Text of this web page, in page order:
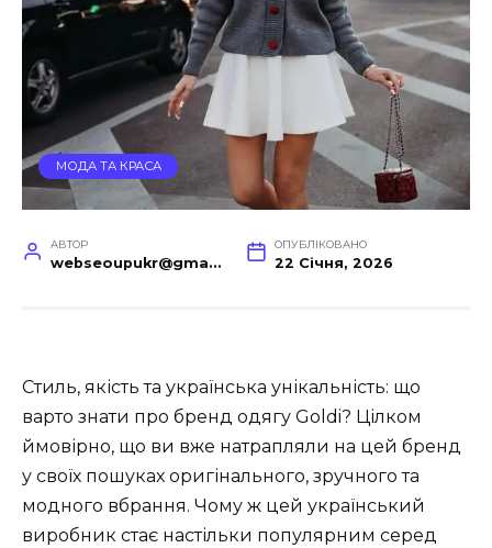
МОДА ТА КРАСА
АВТОР
webseoupukr@gmail.com
ОПУБЛІКОВАНО
22 Січня, 2026
Стиль, якість та українська унікальність: що
варто знати про бренд одягу Goldi? Цілком
ймовірно, що ви вже натрапляли на цей бренд
у своїх пошуках оригінального, зручного та
модного вбрання. Чому ж цей український
виробник стає настільки популярним серед